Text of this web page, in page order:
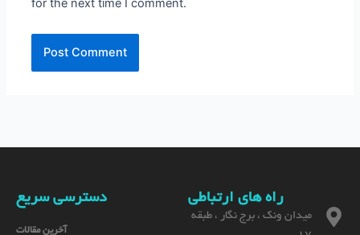
for the next time I comment.
دسترسی سریع
آخرین مقالات
راه های ارتباطی
میدان ونک ، برج نگار ، طبقه